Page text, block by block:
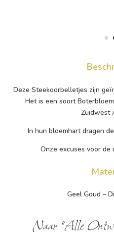
Deze Steekoorbelletjes zijn
Het is een soort
Zuidwest
In hun bloemhart dragen
Onze excuses voor
Geel Goud –
Naar “Alle